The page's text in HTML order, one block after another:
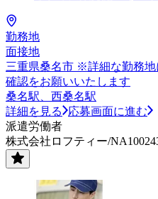
勤務地
面接地
三重県桑名市 ※詳細な勤務
確認をお願いいたします
桑名駅、西桑名駅
詳細を見る
応募画面に進む
派遣労働者
株式会社ロフティー/